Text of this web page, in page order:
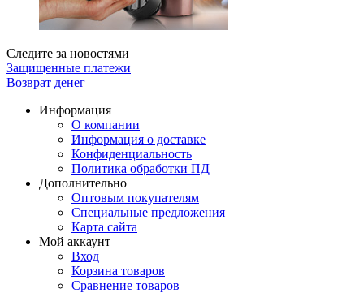
Следите за новостями
Защищенные платежи
Возврат денег
Информация
О компании
Информация о доставке
Конфиденциальность
Политика обработки ПД
Дополнительно
Оптовым покупателям
Специальные предложения
Карта сайта
Мой аккаунт
Вход
Корзина товаров
Сравнение товаров